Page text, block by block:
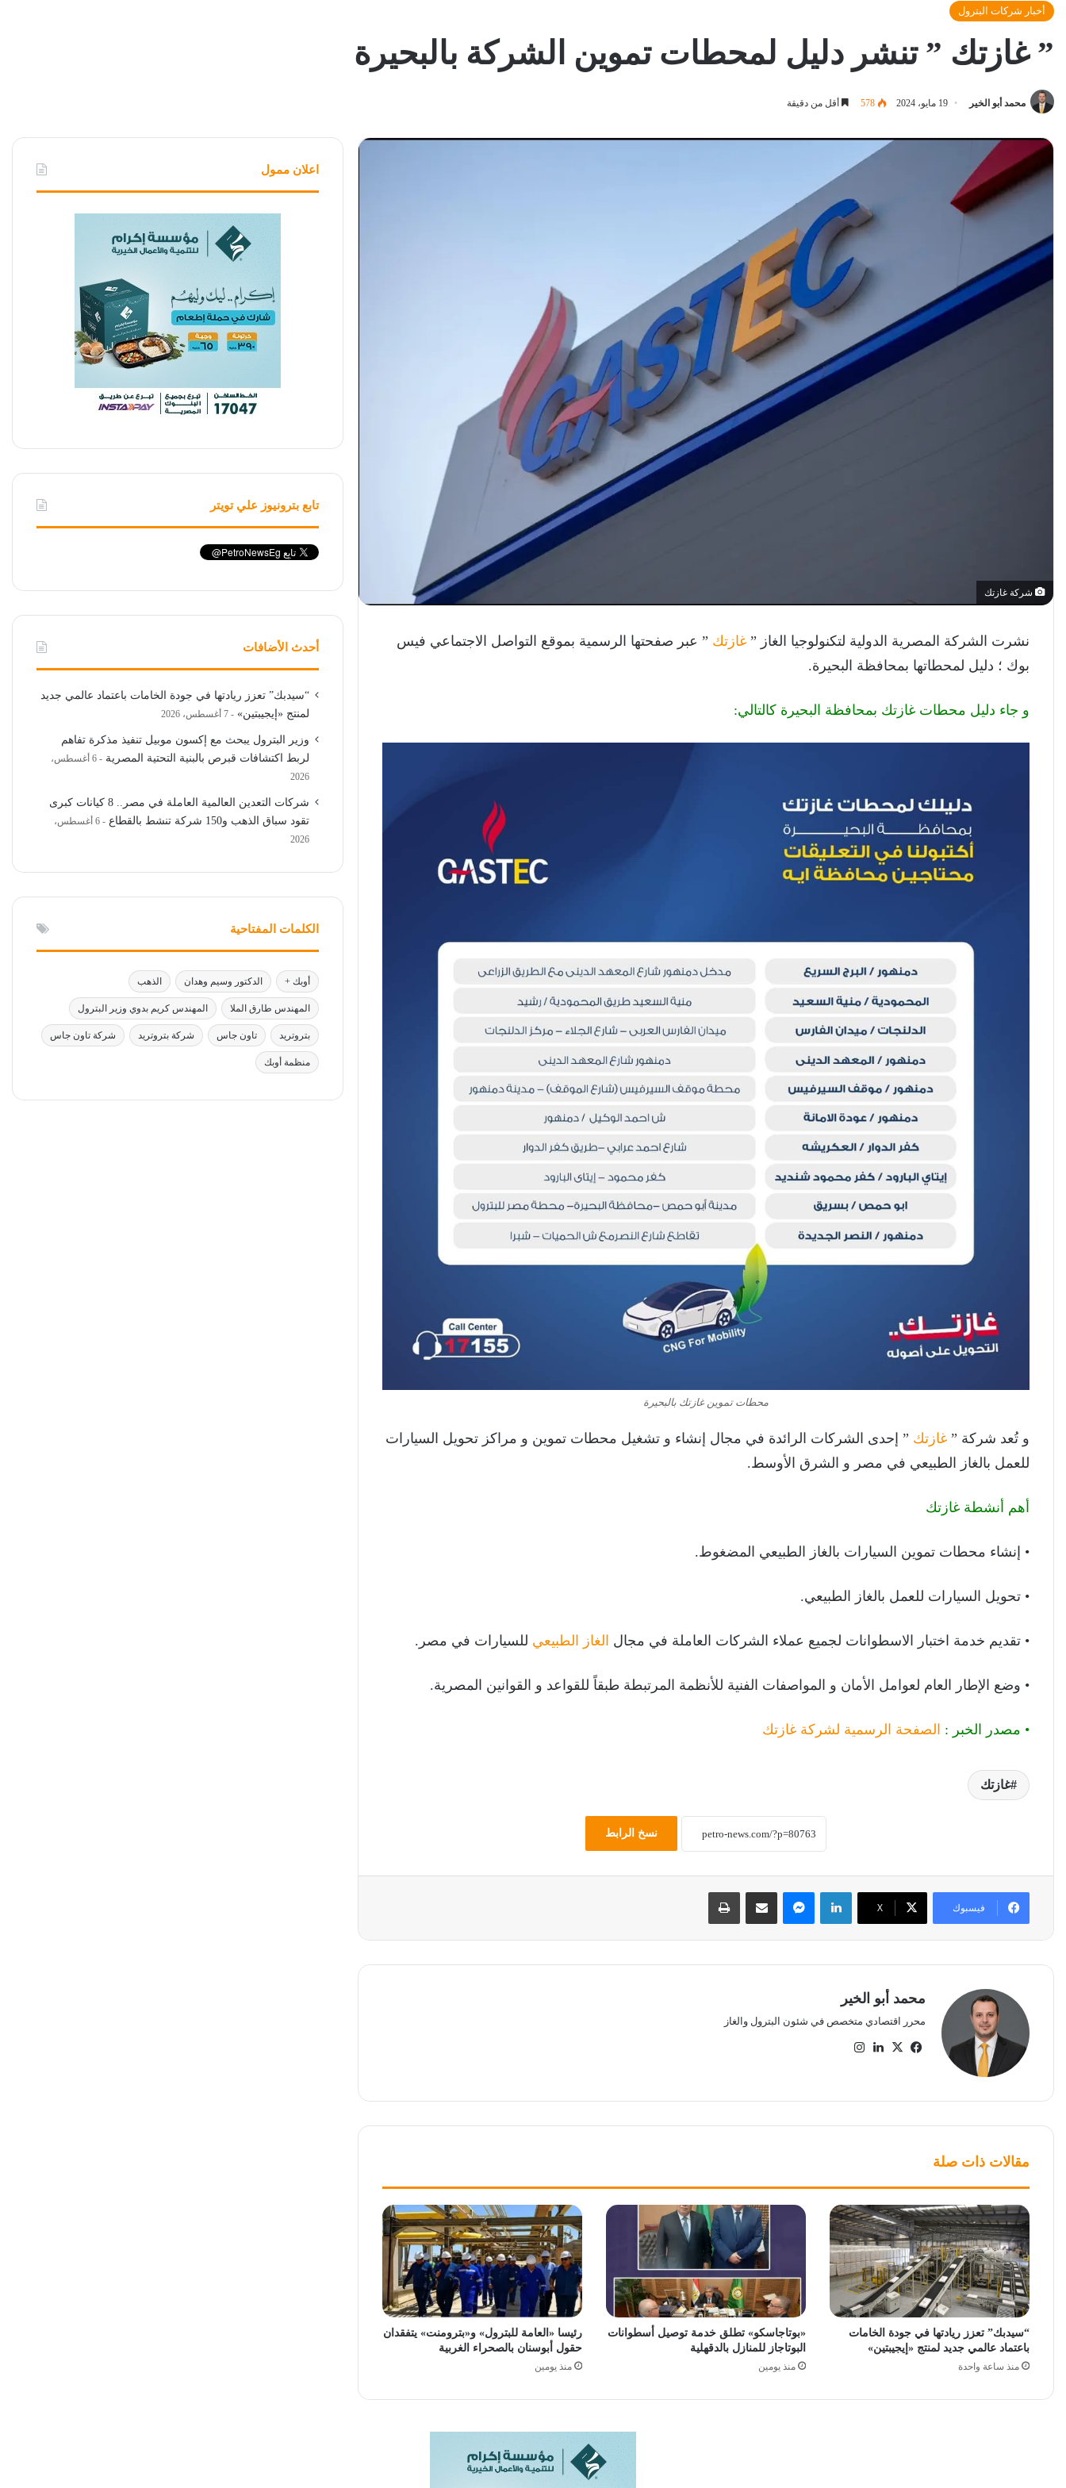
أخبار شركات البترول
” غازتك ” تنشر دليل لمحطات تموين الشركة بالبحيرة
محمد أبو الخير 19 مايو، 2024 578 أقل من دقيقة
شركة غازتك
نشرت الشركة المصرية الدولية لتكنولوجيا الغاز ” غازتك ” عبر صفحتها الرسمية بموقع التواصل الاجتماعي فيس
بوك ؛ دليل لمحطاتها بمحافظة البحيرة.
و جاء دليل محطات غازتك بمحافظة البحيرة كالتالي:
محطات تموين غازتك بالبحيرة
و تُعد شركة ” غازتك ” إحدى الشركات الرائدة في مجال إنشاء و تشغيل محطات تموين و مراكز تحويل السيارات
للعمل بالغاز الطبيعي في مصر و الشرق الأوسط.
أهم أنشطة غازتك
• إنشاء محطات تموين السيارات بالغاز الطبيعي المضغوط.
• تحويل السيارات للعمل بالغاز الطبيعي.
• تقديم خدمة اختبار الاسطوانات لجميع عملاء الشركات العاملة في مجال الغاز الطبيعي للسيارات في مصر.
• وضع الإطار العام لعوامل الأمان و المواصفات الفنية للأنظمة المرتبطة طبقاً للقواعد و القوانين المصرية.
• مصدر الخبر : الصفحة الرسمية لشركة غازتك
غازتك
نسخ الرابط
فيسبوك ‫X
لينكدإن ماسنجر مشاركة عبر البريد طباعة
محمد أبو الخير
محرر اقتصادي متخصص في شئون البترول والغاز
فيسبوك
‫X لينكدإن
مقالات ذات صلة
“سيدبك” تعزز ريادتها في جودة الخامات
باعتماد عالمي جديد لمنتج «إيجيبتين»
منذ ساعة واحدة
«بوتاجاسكو» تطلق خدمة توصيل أسطوانات
البوتاجاز للمنازل بالدقهلية
منذ يومين
رئيسا «العامة للبترول» و«بترومنت» يتفقدان
حقول أبوسنان بالصحراء الغربية
منذ يومين
اعلان ممول
تابع بترونيوز علي تويتر
أحدث الأضافات
“سيدبك” تعزز ريادتها في جودة الخامات باعتماد عالمي جديد
لمنتج «إيجيبتين»
7 أغسطس، 2026
وزير البترول يبحث مع إكسون موبيل تنفيذ مذكرة تفاهم
لربط اكتشافات قبرص بالبنية التحتية المصرية
6 أغسطس،
2026
شركات التعدين العالمية العاملة في مصر.. 8 كيانات كبرى
تقود سباق الذهب و150 شركة تنشط بالقطاع
6 أغسطس،
2026
الكلمات المفتاحية
أوبك + الدكتور وسيم وهدان الذهب
المهندس طارق الملا المهندس كريم بدوي وزير البترول
بتروتريد تاون جاس شركة بتروتريد شركة تاون جاس
منظمة أوبك